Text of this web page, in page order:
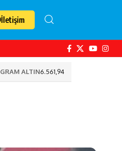
İletişim
GRAM ALTIN6.561,94